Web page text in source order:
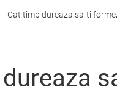
Cat timp dureaza sa-ti